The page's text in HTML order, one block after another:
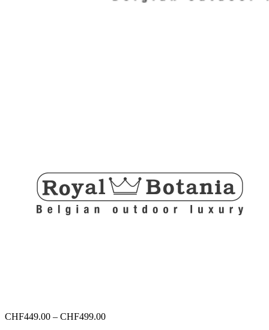
CHF449.00 – CHF499.00Preisspanne: